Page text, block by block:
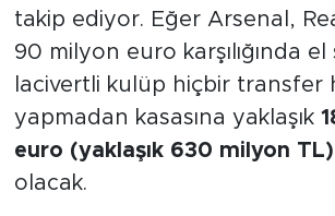
takip ediyor. Eğer Arsenal,
90 milyon euro karşılığında el
lacivertli kulüp hiçbir transfer
yapmadan kasasına yaklaşık
euro (yaklaşık 630 milyon TL)
olacak.